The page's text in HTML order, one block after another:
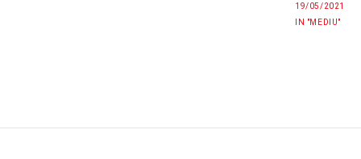
19/05/2021
IN "MEDIU"